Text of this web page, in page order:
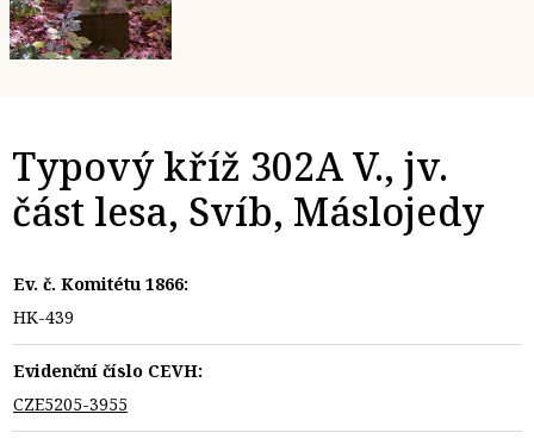
Typový kříž 302A V., jv.
část lesa, Svíb, Máslojedy
Ev. č. Komitétu 1866:
HK-439
Evidenční číslo CEVH:
CZE5205-3955